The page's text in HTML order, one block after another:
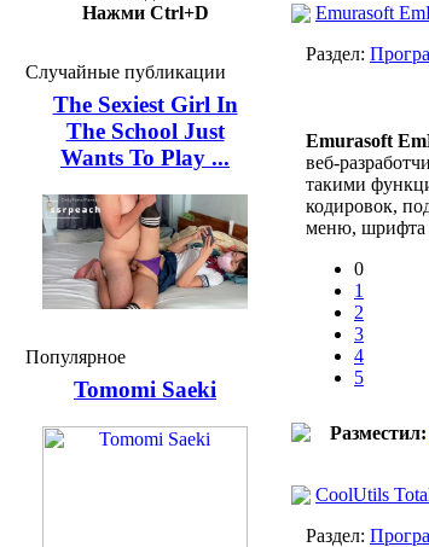
Нажми Ctrl+D
Случайные публикации
The Sexiest Girl In
The School Just
Wants To Play ...
Популярное
Tomomi Saeki
Emurasoft
Раздел:
Emurasoft
веб-
такими
кодировок,
меню, шрифта
0
1
2
3
4
5
Разместил:
CoolUtils
Раздел: